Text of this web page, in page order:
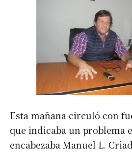
Esta mañana circuló con
que indicaba un problema
encabezaba Manuel L.